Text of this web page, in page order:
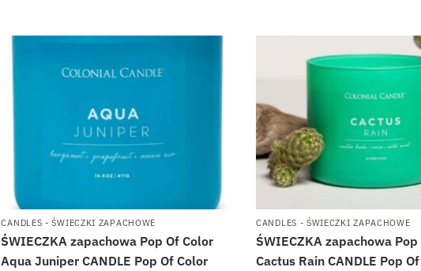
CANDLES - ŚWIECZKI ZAPACHOWE
ŚWIECZKA zapachowa Pop Of Color
Aqua Juniper CANDLE Pop Of Color
CANDLES - ŚWIECZKI ZAPACHOWE
ŚWIECZKA zapachowa Pop
Cactus Rain CANDLE Pop